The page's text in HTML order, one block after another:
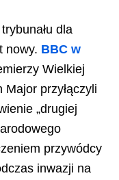
dla
nowy. BBC w
Wielkiej
przyłączyli
„drugiej
przywódcy
inwazji na